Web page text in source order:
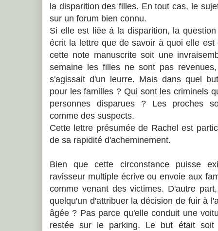
la disparition des filles. En tout cas, le
sur un forum bien connu.
Si elle est liée à la disparition, la
écrit la lettre que de savoir à quoi elle
cette note manuscrite soit une
semaine les filles ne sont pas
s'agissait d'un leurre. Mais dans quel
pour les familles ? Qui sont les criminels
personnes disparues ? Les proches
comme des suspects.
Cette lettre présumée de Rachel est
de sa rapidité d'acheminement.
Bien que cette circonstance puisse
ravisseur multiple écrive ou envoie aux
comme venant des victimes. D'autre
quelqu'un d'attribuer la décision de fuir à
âgée ? Pas parce qu'elle conduit une
restée sur le parking. Le but était soit